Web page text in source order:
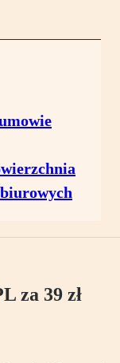
za 39 zł